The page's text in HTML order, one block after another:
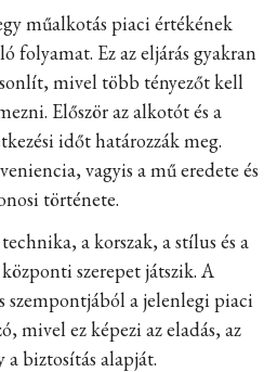
műalkotás piaci értékének
folyamat. Ez az eljárás gyakran
mivel több tényezőt kell
Először az alkotót és a
időt határozzák meg.
vagyis a mű eredete és
története.
a korszak, a stílus és a
szerepet játszik. A
szempontjából a jelenlegi piaci
mivel ez képezi az eladás, az
a biztosítás alapját.